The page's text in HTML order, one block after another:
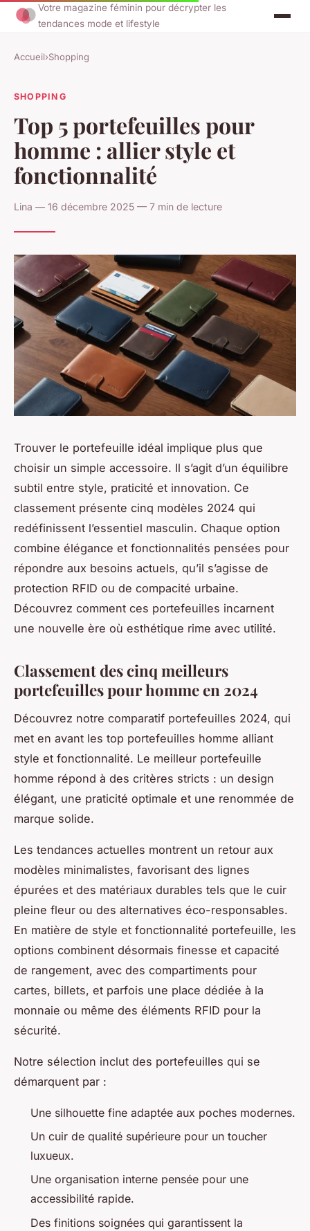
Votre magazine féminin pour décrypter les
tendances mode et lifestyle
Accueil›Shopping
SHOPPING
Top 5 portefeuilles pour
homme : allier style et
fonctionnalité
Lina — 16 décembre 2025 — 7 min de lecture
Trouver le portefeuille idéal implique plus que
choisir un simple accessoire. Il s’agit d’un équilibre
subtil entre style, praticité et innovation. Ce
classement présente cinq modèles 2024 qui
redéfinissent l’essentiel masculin. Chaque option
combine élégance et fonctionnalités pensées pour
répondre aux besoins actuels, qu’il s’agisse de
protection RFID ou de compacité urbaine.
Découvrez comment ces portefeuilles incarnent
une nouvelle ère où esthétique rime avec utilité.
Classement des cinq meilleurs
portefeuilles pour homme en 2024
Découvrez notre comparatif portefeuilles 2024, qui
met en avant les top portefeuilles homme alliant
style et fonctionnalité. Le meilleur portefeuille
homme répond à des critères stricts : un design
élégant, une praticité optimale et une renommée de
marque solide.
Les tendances actuelles montrent un retour aux
modèles minimalistes, favorisant des lignes
épurées et des matériaux durables tels que le cuir
pleine fleur ou des alternatives éco-responsables.
En matière de style et fonctionnalité portefeuille, les
options combinent désormais finesse et capacité
de rangement, avec des compartiments pour
cartes, billets, et parfois une place dédiée à la
monnaie ou même des éléments RFID pour la
sécurité.
Notre sélection inclut des portefeuilles qui se
démarquent par :
Une silhouette fine adaptée aux poches modernes.
Un cuir de qualité supérieure pour un toucher
luxueux.
Une organisation interne pensée pour une
accessibilité rapide.
Des finitions soignées qui garantissent la